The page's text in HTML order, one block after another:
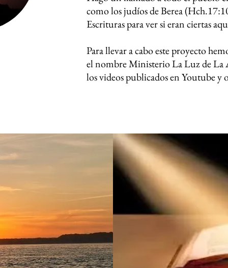
como los judíos de Berea
Escrituras para ver si eran ciertas
Para llevar a cabo este proyecto
el nombre Ministerio La Luz de La
los videos publicados en Youtube y